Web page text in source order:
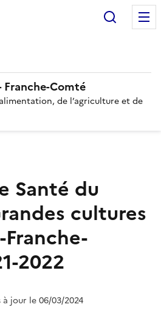
Franche-Comté
de l’agriculture et de
Santé du
cultures
2022
à jour le 06/03/2024